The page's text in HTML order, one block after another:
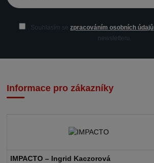
Souhlasím sezpracováním osobních údajů
newsletteru.
Informace pro zákazníky
IMPACTO – Ingrid Kaczorová